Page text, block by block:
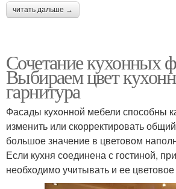
читать дальше →
Сочетание кухонных
Выбираем цвет
гарнитура
Фасады кухонной мебели способны
изменить или скорректировать
большое значение в цветовом
Если кухня соединена с гостиной,
необходимо учитывать и ее